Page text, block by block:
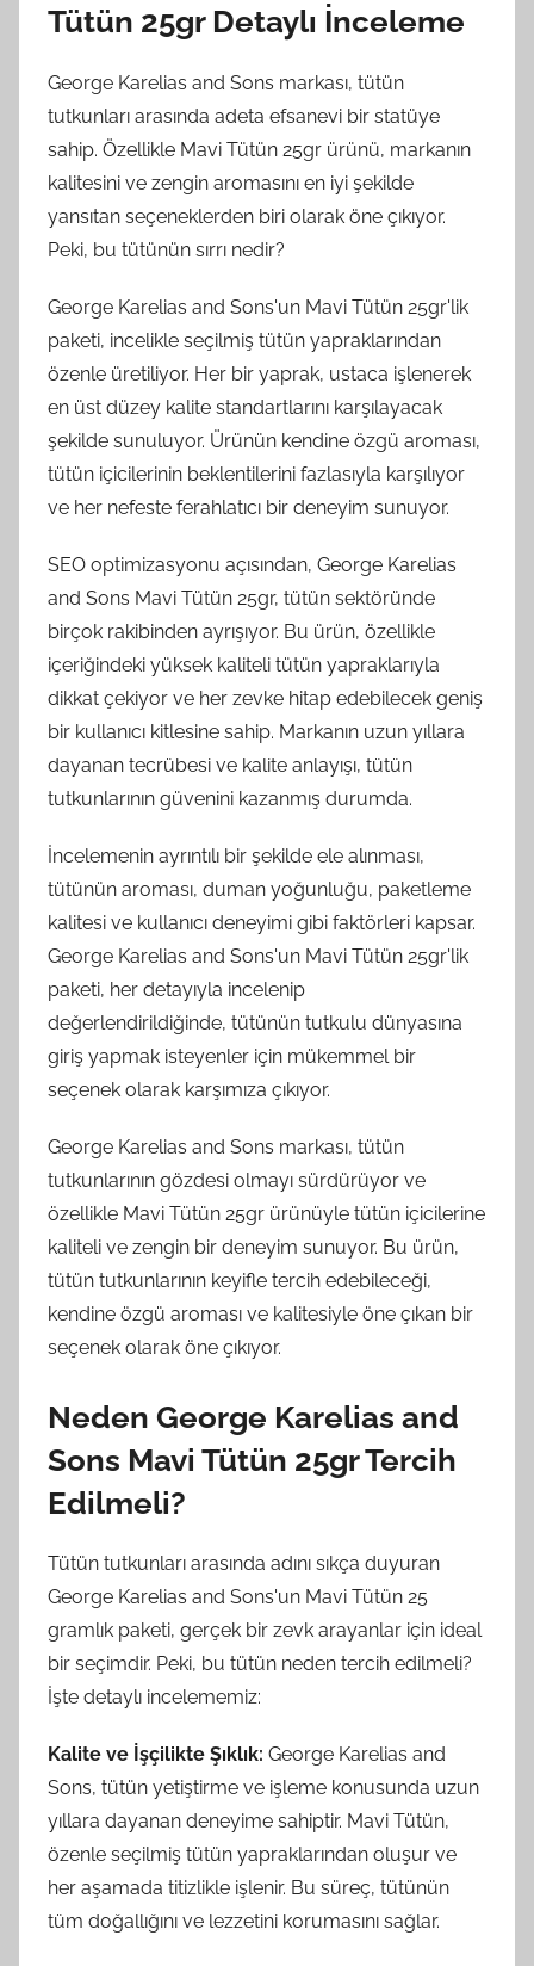
Tütün 25gr Detaylı İnceleme
George Karelias and Sons markası, tütün
tutkunları arasında adeta efsanevi bir statüye
sahip. Özellikle Mavi Tütün 25gr ürünü, markanın
kalitesini ve zengin aromasını en iyi şekilde
yansıtan seçeneklerden biri olarak öne çıkıyor.
Peki, bu tütünün sırrı nedir?
George Karelias and Sons'un Mavi Tütün 25gr'lik
paketi, incelikle seçilmiş tütün yapraklarından
özenle üretiliyor. Her bir yaprak, ustaca işlenerek
en üst düzey kalite standartlarını karşılayacak
şekilde sunuluyor. Ürünün kendine özgü aroması,
tütün içicilerinin beklentilerini fazlasıyla karşılıyor
ve her nefeste ferahlatıcı bir deneyim sunuyor.
SEO optimizasyonu açısından, George Karelias
and Sons Mavi Tütün 25gr, tütün sektöründe
birçok rakibinden ayrışıyor. Bu ürün, özellikle
içeriğindeki yüksek kaliteli tütün yapraklarıyla
dikkat çekiyor ve her zevke hitap edebilecek geniş
bir kullanıcı kitlesine sahip. Markanın uzun yıllara
dayanan tecrübesi ve kalite anlayışı, tütün
tutkunlarının güvenini kazanmış durumda.
İncelemenin ayrıntılı bir şekilde ele alınması,
tütünün aroması, duman yoğunluğu, paketleme
kalitesi ve kullanıcı deneyimi gibi faktörleri kapsar.
George Karelias and Sons'un Mavi Tütün 25gr'lik
paketi, her detayıyla incelenip
değerlendirildiğinde, tütünün tutkulu dünyasına
giriş yapmak isteyenler için mükemmel bir
seçenek olarak karşımıza çıkıyor.
George Karelias and Sons markası, tütün
tutkunlarının gözdesi olmayı sürdürüyor ve
özellikle Mavi Tütün 25gr ürünüyle tütün içicilerine
kaliteli ve zengin bir deneyim sunuyor. Bu ürün,
tütün tutkunlarının keyifle tercih edebileceği,
kendine özgü aroması ve kalitesiyle öne çıkan bir
seçenek olarak öne çıkıyor.
Neden George Karelias and
Sons Mavi Tütün 25gr Tercih
Edilmeli?
Tütün tutkunları arasında adını sıkça duyuran
George Karelias and Sons'un Mavi Tütün 25
gramlık paketi, gerçek bir zevk arayanlar için ideal
bir seçimdir. Peki, bu tütün neden tercih edilmeli?
İşte detaylı incelememiz:
Kalite ve İşçilikte Şıklık: George Karelias and
Sons, tütün yetiştirme ve işleme konusunda uzun
yıllara dayanan deneyime sahiptir. Mavi Tütün,
özenle seçilmiş tütün yapraklarından oluşur ve
her aşamada titizlikle işlenir. Bu süreç, tütünün
tüm doğallığını ve lezzetini korumasını sağlar.